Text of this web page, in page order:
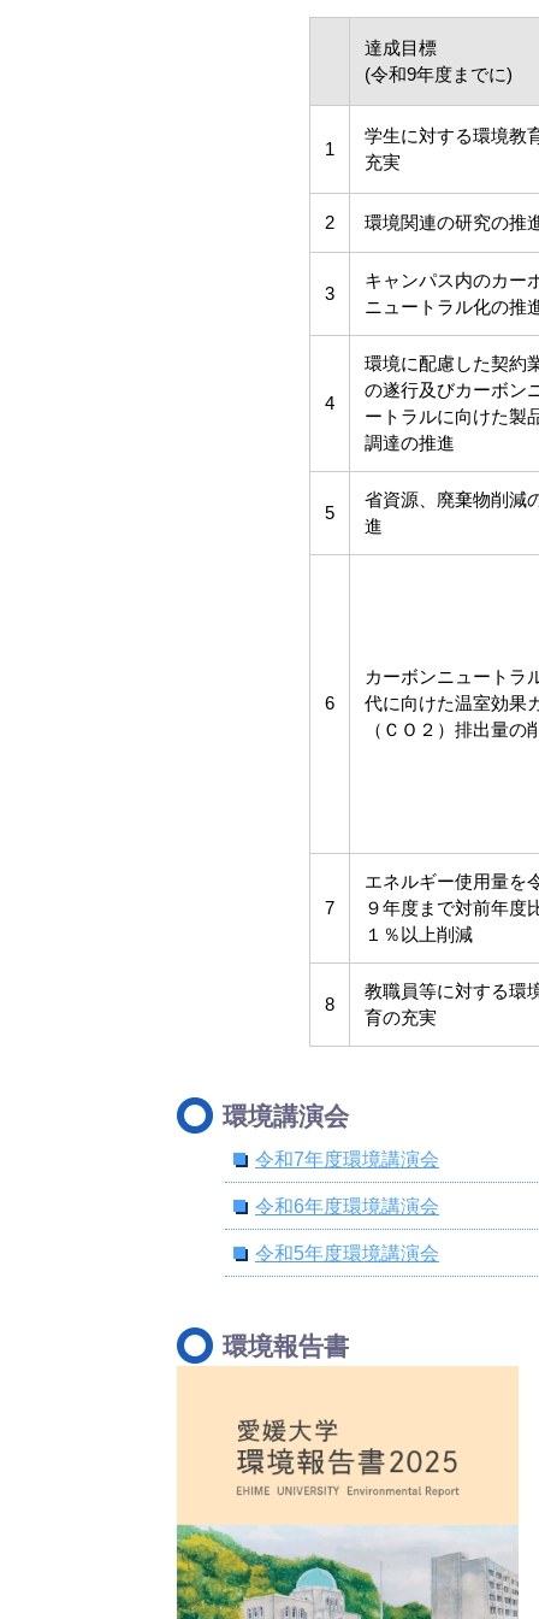
達成目標
(令和9年度までに)
1
学生に対する環境教
充実
2 環境関連の研究の推
3
キャンパス内のカー
ニュートラル化の推
4
環境に配慮した契約
の遂行及びカーボン
ートラルに向けた製
調達の推進
5
省資源、廃棄物削減
進
6
カーボンニュートラ
代に向けた温室効果
（ＣＯ２）排出量の
7
エネルギー使用量を
９年度まで対前年度
１％以上削減
8
教職員等に対する環
育の充実
環境講演会
令和7年度環境講演会
令和6年度環境講演会
令和5年度環境講演会
環境報告書